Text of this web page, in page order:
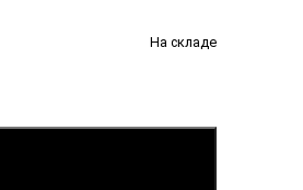
На складе